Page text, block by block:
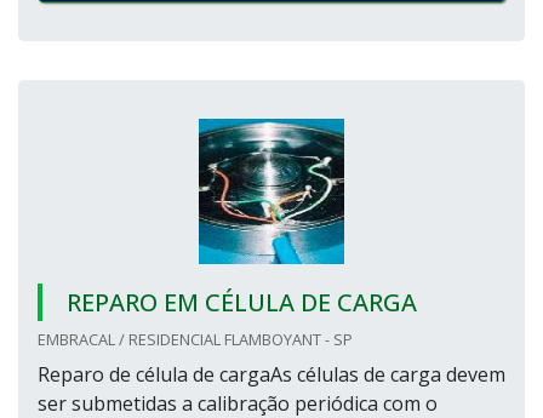
REPARO EM CÉLULA DE CARGA
EMBRACAL / RESIDENCIAL FLAMBOYANT - SP
Reparo de célula de cargaAs células de carga devem
ser submetidas a calibração periódica com o